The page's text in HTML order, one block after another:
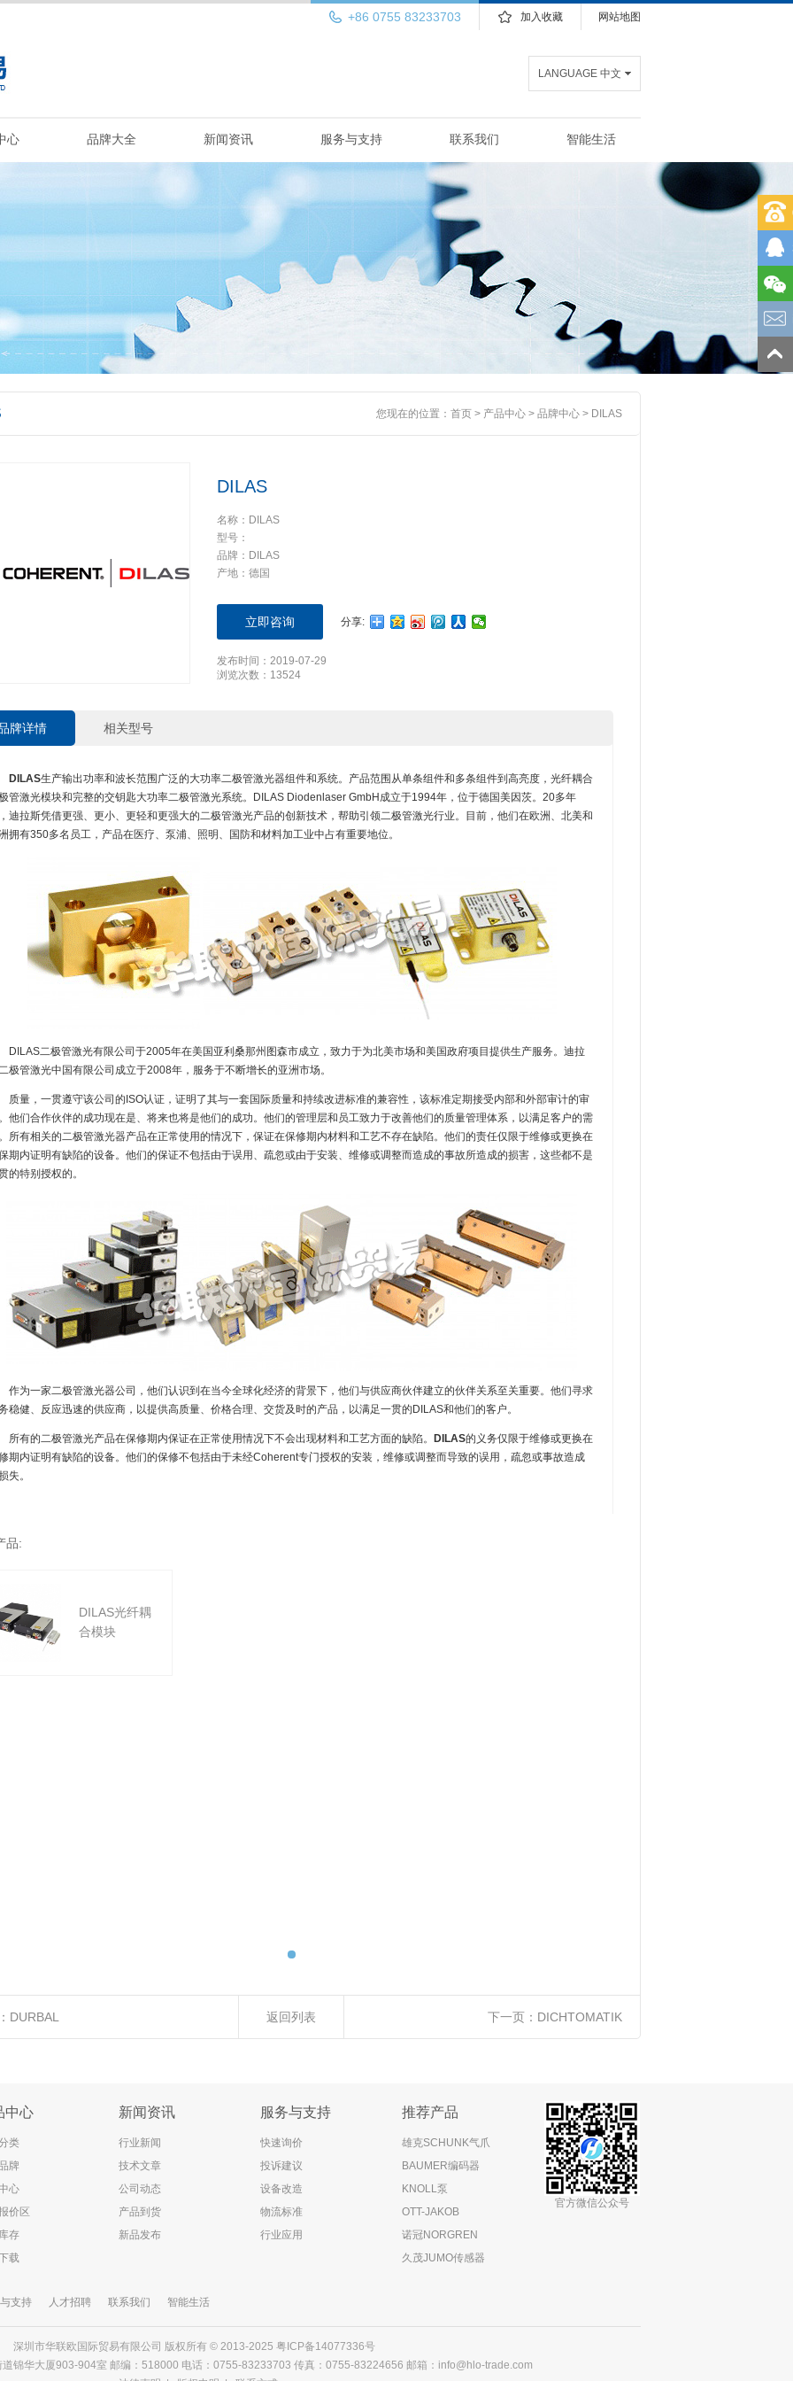
网站地图
加入收藏
+86 0755 83233703
LANGUAGE 中文
心 品牌大全 新闻资讯 服务与支持 联系我们 智能生活
您现在的位置： 首页 > 产品中心 > 品牌中心 > DILAS
DILAS
名称：DILAS
型号：
品牌：DILAS
产地：德国
立即咨询 分享:
发布时间：2019-07-29
浏览次数：13524
牌详情 相关型号
DILAS生产输出功率和波长范围广泛的大功率二极管激光器组件和系统。产品范围从单条组件和多条组件到高亮度，光纤耦合
管激光模块和完整的交钥匙大功率二极管激光系统。DILAS Diodenlaser GmbH成立于1994年，位于德国美因茨。20多年
迪拉斯凭借更强、更小、更轻和更强大的二极管激光产品的创新技术，帮助引领二极管激光行业。目前，他们在欧洲、北美和
拥有350多名员工，产品在医疗、泵浦、照明、国防和材料加工业中占有重要地位。
二极管激光有限公司于2005年在美国亚利桑那州图森市成立，致力于为北美市场和美国政府项目提供生产服务。迪拉
极管激光中国有限公司成立于2008年，服务于不断增长的亚洲市场。
量，一贯遵守该公司的ISO认证，证明了其与一套国际质量和持续改进标准的兼容性，该标准定期接受内部和外部审计的审
他们合作伙伴的成功现在是、将来也将是他们的成功。他们的管理层和员工致力于改善他们的质量管理体系，以满足客户的需
所有相关的二极管激光器产品在正常使用的情况下，保证在保修期内材料和工艺不存在缺陷。他们的责任仅限于维修或更换在
期内证明有缺陷的设备。他们的保证不包括由于误用、疏忽或由于安装、维修或调整而造成的事故所造成的损害，这些都不是
的特别授权的。
为一家二极管激光器公司，他们认识到在当今全球化经济的背景下，他们与供应商伙伴建立的伙伴关系至关重要。他们寻求
稳健、反应迅速的供应商，以提供高质量、价格合理、交货及时的产品，以满足一贯的DILAS和他们的客户。
有的二极管激光产品在保修期内保证在正常使用情况下不会出现材料和工艺方面的缺陷。 DILAS的义务仅限于维修或更换在
期内证明有缺陷的设备。他们的保修不包括由于未经Coherent专门授权的安装，维修或调整而导致的误用，疏忽或事故造成
失。
品:
DILAS光纤耦
合模块
DURBAL 返回列表 下一页： DICHTOMATIK
中心
类
牌
心
价区
存
载
新闻资讯
行业新闻
技术文章
公司动态
产品到货
新品发布
服务与支持
快速询价
投诉建议
设备改造
物流标准
行业应用
推荐产品
雄克SCHUNK气爪
BAUMER编码器
KNOLL泵
OTT-JAKOB
诺冠NORGREN
久茂JUMO传感器
官方微信公众号
支持 人才招聘 联系我们 智能生活
深圳市华联欧国际贸易有限公司 版权所有 © 2013-2025 粤ICP备14077336号
锦华大厦903-904室 邮编：518000 电话：0755-83233703 传真：0755-83224656 邮箱：info@hlo-trade.com